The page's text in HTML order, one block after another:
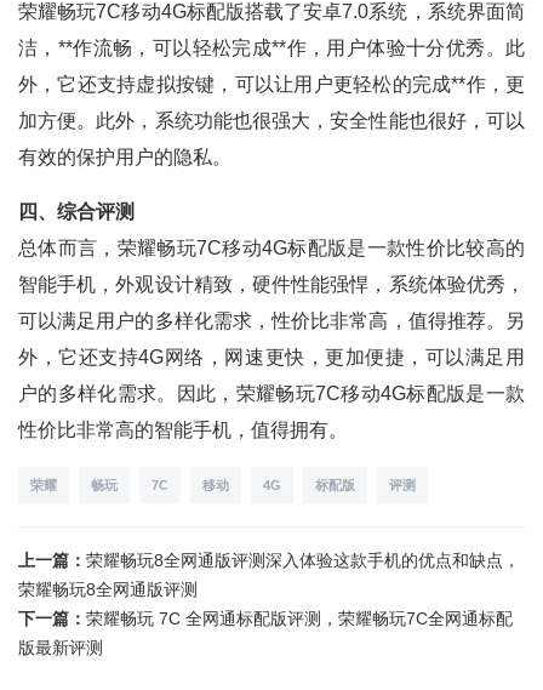
荣耀畅玩7C移动4G标配版搭载了安卓7.0系统，系统界面简
洁，**作流畅，可以轻松完成**作，用户体验十分优秀。此
外，它还支持虚拟按键，可以让用户更轻松的完成**作，更
加方便。此外，系统功能也很强大，安全性能也很好，可以
有效的保护用户的隐私。
四、综合评测
总体而言，荣耀畅玩7C移动4G标配版是一款性价比较高的
智能手机，外观设计精致，硬件性能强悍，系统体验优秀，
可以满足用户的多样化需求，性价比非常高，值得推荐。另
外，它还支持4G网络，网速更快，更加便捷，可以满足用
户的多样化需求。因此，荣耀畅玩7C移动4G标配版是一款
性价比非常高的智能手机，值得拥有。
荣耀 畅玩 7C 移动 4G 标配版 评测
上一篇： 荣耀畅玩8全网通版评测深入体验这款手机的优点和缺点，
荣耀畅玩8全网通版评测
下一篇： 荣耀畅玩 7C 全网通标配版评测，荣耀畅玩7C全网通标配
版最新评测